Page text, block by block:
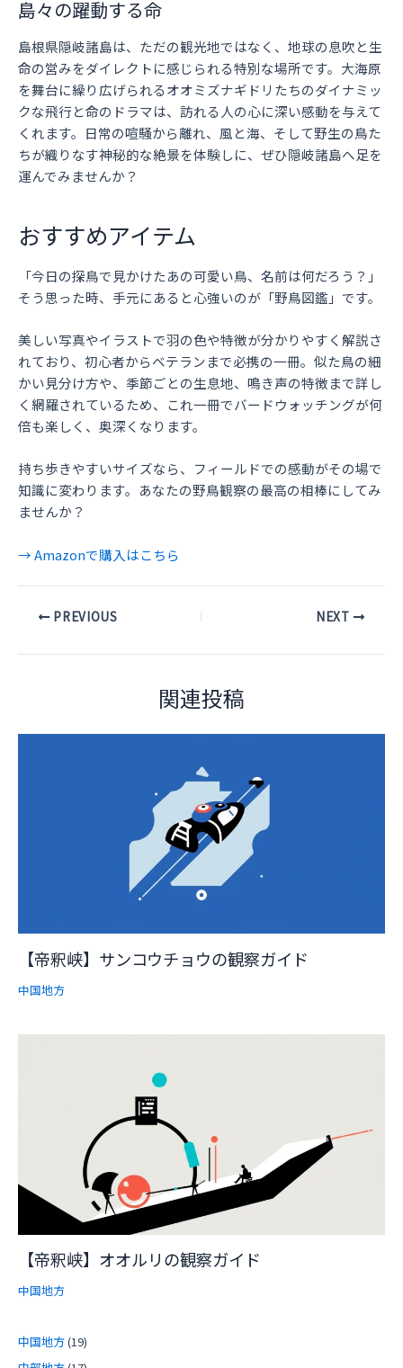
島々の躍動する命
島根県隠岐諸島は、ただの観光地ではなく、地球の息吹と生
命の営みをダイレクトに感じられる特別な場所です。大海原
を舞台に繰り広げられるオオミズナギドリたちのダイナミッ
クな飛行と命のドラマは、訪れる人の心に深い感動を与えて
くれます。日常の喧騒から離れ、風と海、そして野生の鳥た
ちが織りなす神秘的な絶景を体験しに、ぜひ隠岐諸島へ足を
運んでみませんか？
おすすめアイテム
「今日の探鳥で見かけたあの可愛い鳥、名前は何だろう？」
そう思った時、手元にあると心強いのが「野鳥図鑑」です。
美しい写真やイラストで羽の色や特徴が分かりやすく解説さ
れており、初心者からベテランまで必携の一冊。似た鳥の細
かい見分け方や、季節ごとの生息地、鳴き声の特徴まで詳し
く網羅されているため、これ一冊でバードウォッチングが何
倍も楽しく、奥深くなります。
持ち歩きやすいサイズなら、フィールドでの感動がその場で
知識に変わります。あなたの野鳥観察の最高の相棒にしてみ
ませんか？
→ Amazonで購入はこちら
PostPREVIOUS NEXT
関連投稿
【帝釈峡】サンコウチョウの観察ガイド
中国地方
【帝釈峡】オオルリの観察ガイド
中国地方
中国地方(19)